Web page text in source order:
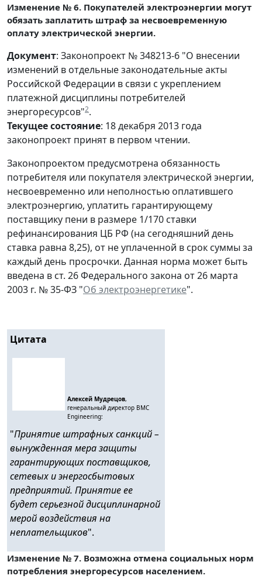
Изменение № 6. Покупателей электроэнергии могут
обязать заплатить штраф за несвоевременную
оплату электрической энергии.
Документ: Законопроект № 348213-6 "О внесении
изменений в отдельные законодательные акты
Российской Федерации в связи с укреплением
платежной дисциплины потребителей
энергоресурсов"2.
Текущее состояние: 18 декабря 2013 года
законопроект принят в первом чтении.
Законопроектом предусмотрена обязанность
потребителя или покупателя электрической энергии,
несвоевременно или неполностью оплатившего
электроэнергию, уплатить гарантирующему
поставщику пени в размере 1/170 ставки
рефинансирования ЦБ РФ (на сегодняшний день
ставка равна 8,25), от не уплаченной в срок суммы за
каждый день просрочки. Данная норма может быть
введена в ст. 26 Федерального закона от 26 марта
2003 г. № 35-ФЗ "Об электроэнергетике".
Цитата
Алексей Мудрецов,
генеральный директор BMC
Engineering:
"Принятие штрафных санкций –
вынужденная мера защиты
гарантирующих поставщиков,
сетевых и энергосбытовых
предприятий. Принятие ее
будет серьезной дисциплинарной
мерой воздействия на
неплательщиков".
Изменение № 7. Возможна отмена социальных норм
потребления энергоресурсов населением.